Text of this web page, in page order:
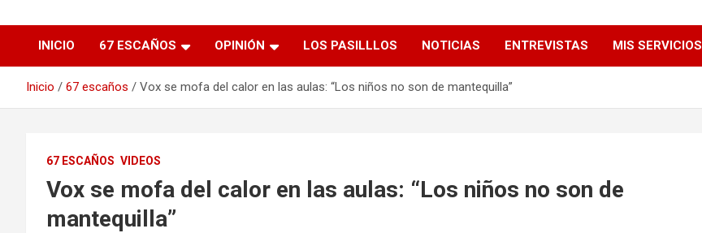
INICIO 67 ESCAÑOS OPINIÓN LOS PASILLLOS NOTICIAS ENTREVISTAS MIS SERVICIOS
Inicio 67 escaños Vox se mofa del calor en las aulas: “Los niños no son de mantequilla”
67 ESCAÑOS VIDEOS
Vox se mofa del calor en las aulas: “Los niños no son de
mantequilla”